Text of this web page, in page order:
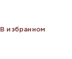
В избранном